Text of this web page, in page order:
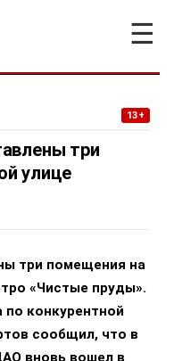
☰
13+
три
улице
три помещения на
«Чистые пруды».
конкурентной
сообщил, что в
вновь вошел в